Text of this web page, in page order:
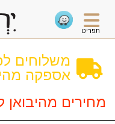
תפריט
משלוחים
אספקה
מחירים מהיבואן